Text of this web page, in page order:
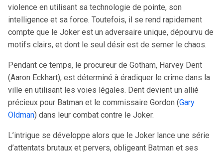
violence en utilisant sa technologie de pointe, son
intelligence et sa force. Toutefois, il se rend rapidement
compte que le Joker est un adversaire unique, dépourvu de
motifs clairs, et dont le seul désir est de semer le chaos.
Pendant ce temps, le procureur de Gotham, Harvey Dent
(Aaron Eckhart), est déterminé à éradiquer le crime dans la
ville en utilisant les voies légales. Dent devient un allié
précieux pour Batman et le commissaire Gordon (Gary
Oldman) dans leur combat contre le Joker.
L’intrigue se développe alors que le Joker lance une série
d’attentats brutaux et pervers, obligeant Batman et ses